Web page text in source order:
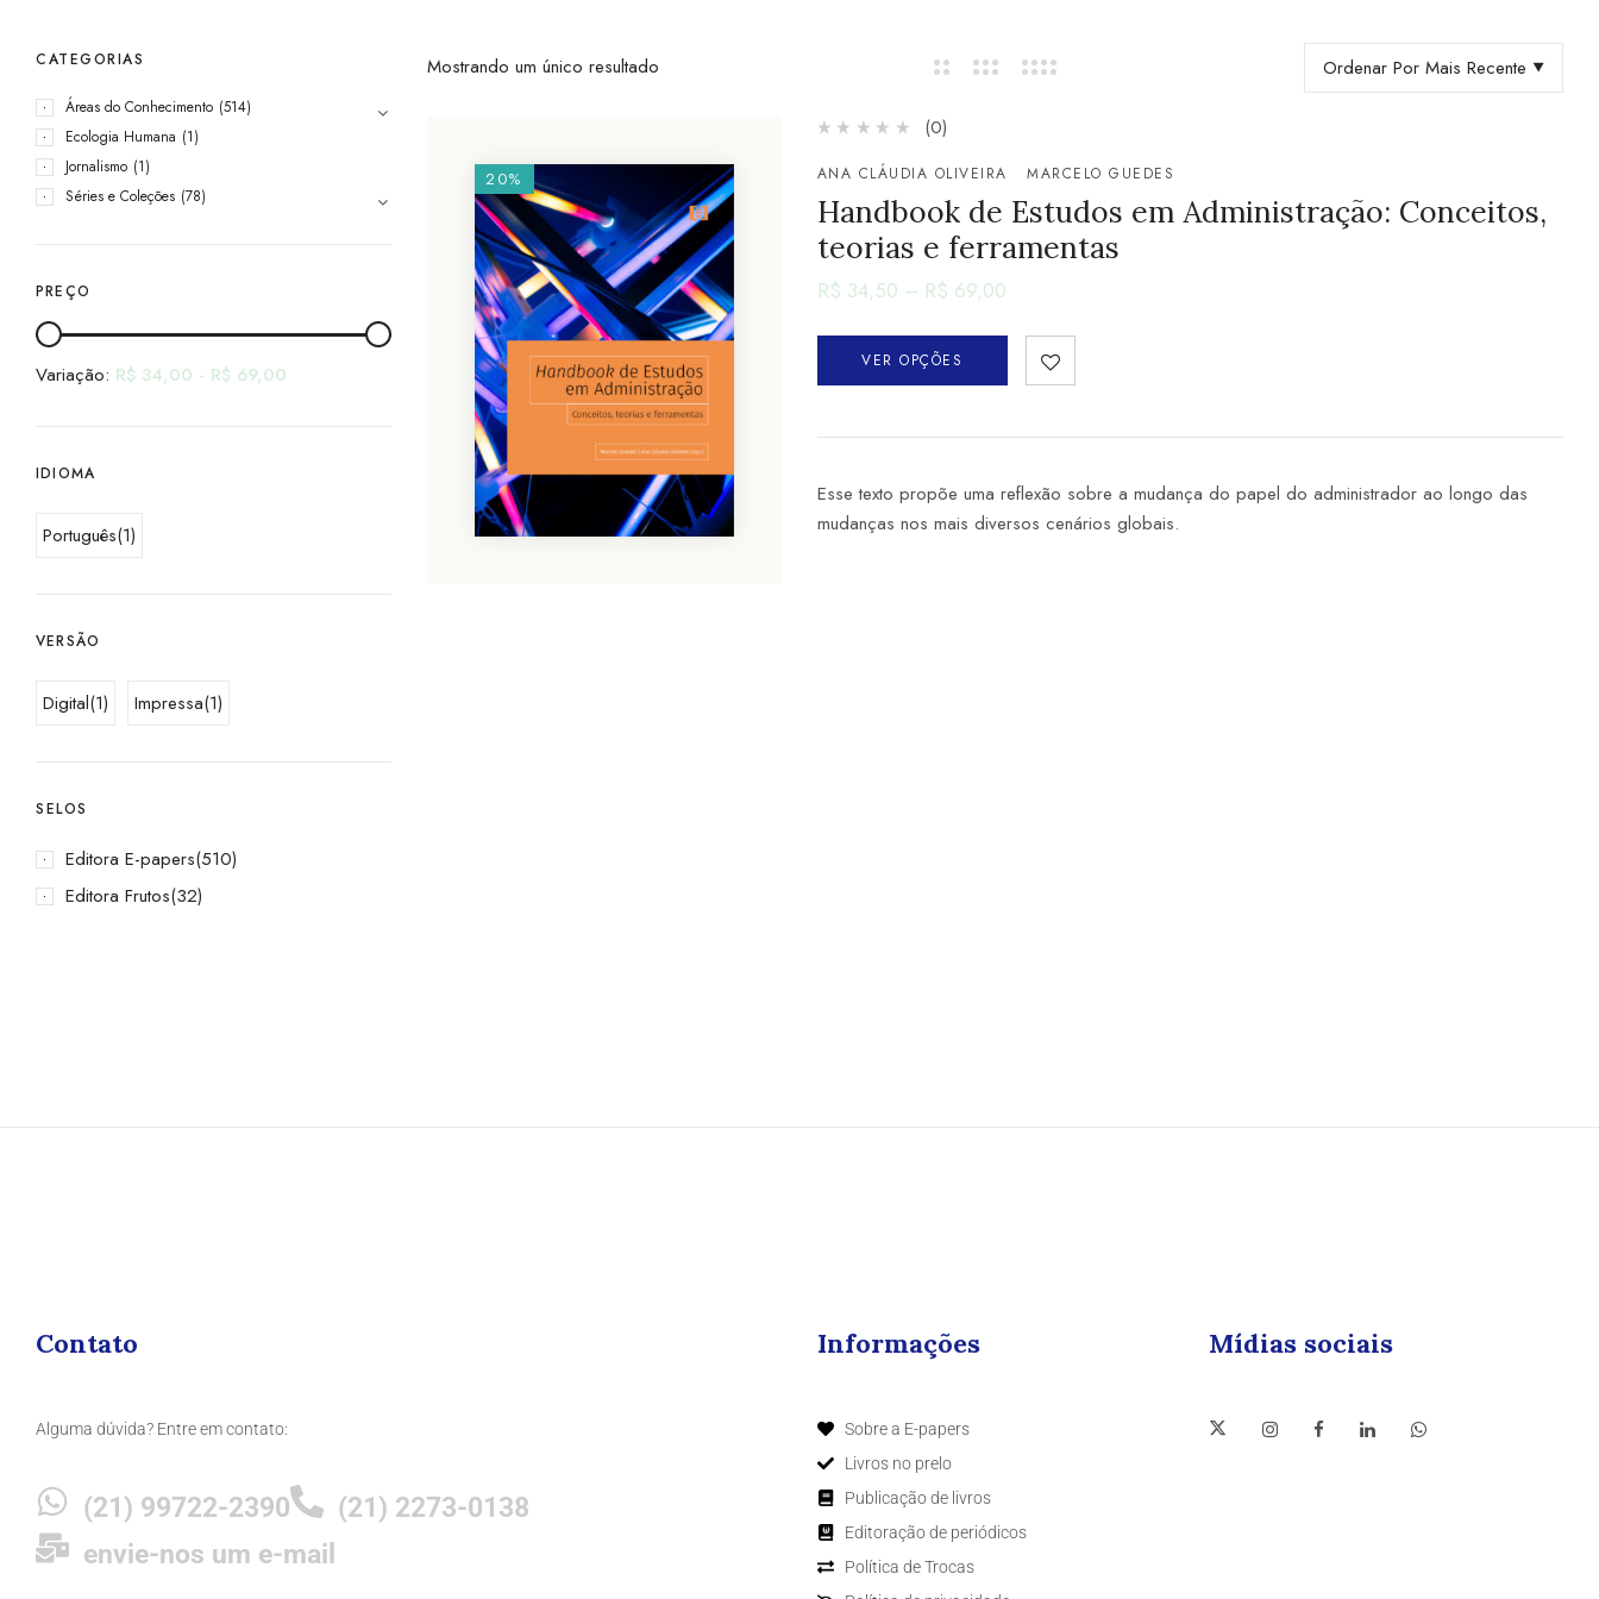
CATEGORIAS
Áreas do Conhecimento (514)
Ecologia Humana (1)
Jornalismo (1)
Séries e Coleções (78)
PREÇO
Variação: R$ 34,00 - R$ 69,00
IDIOMA
Português(1)
VERSÃO
Digital(1) Impressa(1)
SELOS
Editora E-papers(510)
Editora Frutos(32)
Mostrando um único resultado Ordenar Por Mais Recente
20%
(0)
ANA CLÁUDIA OLIVEIRA MARCELO GUEDES
Handbook de Estudos em Administração: Conceitos,
teorias e ferramentas
R$ 34,50 – R$ 69,00
VER OPÇÕES
Esse texto propõe uma reflexão sobre a mudança do papel do administrador ao longo das
mudanças nos mais diversos cenários globais.
Contato
Alguma dúvida? Entre em contato:
(21) 99722-2390
(21) 2273-0138
envie-nos um e-mail
Informações
Sobre a E-papers
Livros no prelo
Publicação de livros
Editoração de periódicos
Política de Trocas
Mídias sociais